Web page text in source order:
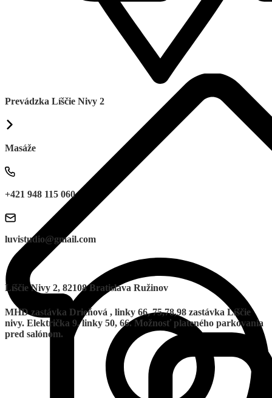
Prevádzka Líščie Nivy 2
Masáže
+421 948 115 060
luvistudio@gmail.com
Líščie Nivy 2, 82108 Bratislava Ružinov
MHD zastávka Drieňová , linky 66, 75,78,98 zastávka Líščie
nivy. Električka 9, linky 50, 66. Možnosť plateného parkovania
pred salónom.